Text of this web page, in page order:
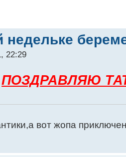
недельке
22:29
ПОЗДРАВЛЯЮ
вот жопа